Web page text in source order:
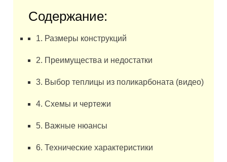
Содержание:
1. Размеры конструкций
2. Преимущества и недостатки
3. Выбор теплицы из поликарбоната (видео)
4. Схемы и чертежи
5. Важные нюансы
6. Технические характеристики